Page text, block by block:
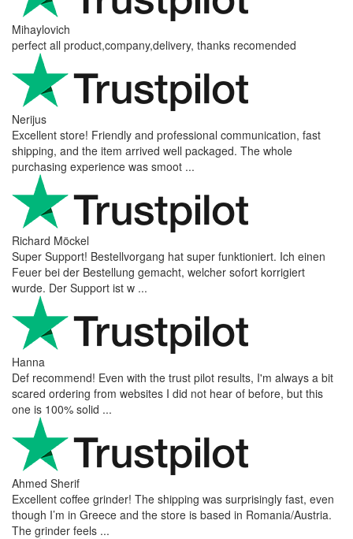
Mihaylovich
perfect all product,company,delivery, thanks recomended
Nerijus
Excellent store! Friendly and professional communication, fast
shipping, and the item arrived well packaged. The whole
purchasing experience was smoot ...
Richard Möckel
Super Support! Bestellvorgang hat super funktioniert. Ich einen
Feuer bei der Bestellung gemacht, welcher sofort korrigiert
wurde. Der Support ist w ...
Hanna
Def recommend! Even with the trust pilot results, I'm always a bit
scared ordering from websites I did not hear of before, but this
one is 100% solid ...
Ahmed Sherif
Excellent coffee grinder! The shipping was surprisingly fast, even
though I’m in Greece and the store is based in Romania/Austria.
The grinder feels ...